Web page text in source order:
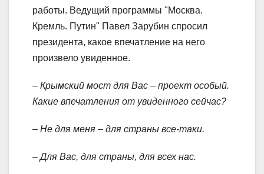
работы. Ведущий программы "Москва.
Кремль. Путин" Павел Зарубин спросил
президента, какое впечатление на него
произвело увиденное.
– Крымский мост для Вас – проект особый.
Какие впечатления от увиденного сейчас?
– Не для меня – для страны все-таки.
– Для Вас, для страны, для всех нас.